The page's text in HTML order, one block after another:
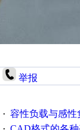
举报
· 容性负载与感性负